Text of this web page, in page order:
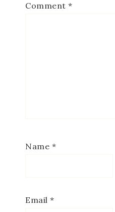
Comment *
Name *
Email *